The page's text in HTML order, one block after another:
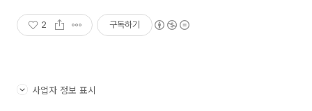
2 구독하기
사업자 정보 표시